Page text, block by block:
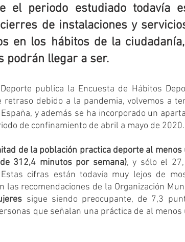
el periodo estudiado todavía
de instalaciones y
en los hábitos de la
podrán llegar a ser.
publica la Encuesta de Hábitos
retraso debido a la pandemia, volvemos a
y además se ha incorporado un
de confinamiento de abril a mayo de 2020.
de la población practica deporte al menos
312,4 minutos por semana), y sólo el
cifras están todavía muy lejos de
las recomendaciones de la Organización
sigue siendo preocupante, de 7,3
que señalan una práctica de al menos